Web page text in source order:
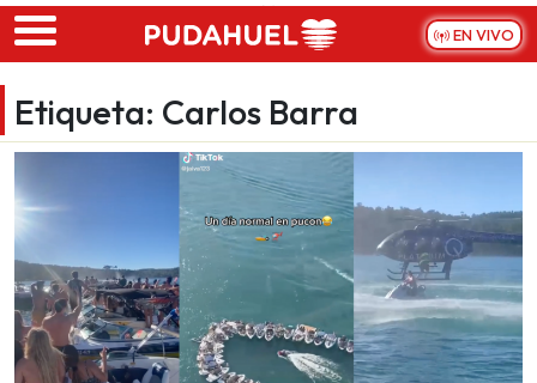
Skip to main content
EN VIVO
Etiqueta: Carlos Barra